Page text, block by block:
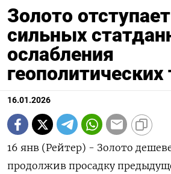
Золото
сильных
ослабления
геополитических
16.01.2026
16 янв (Рейтер) - Золото
продолжив просадку